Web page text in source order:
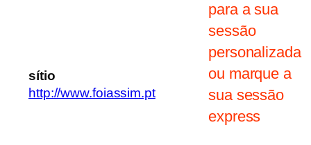
sítio
http://www.foiassim.pt
para a sua
sessão
personalizada
ou marque a
sua sessão
express